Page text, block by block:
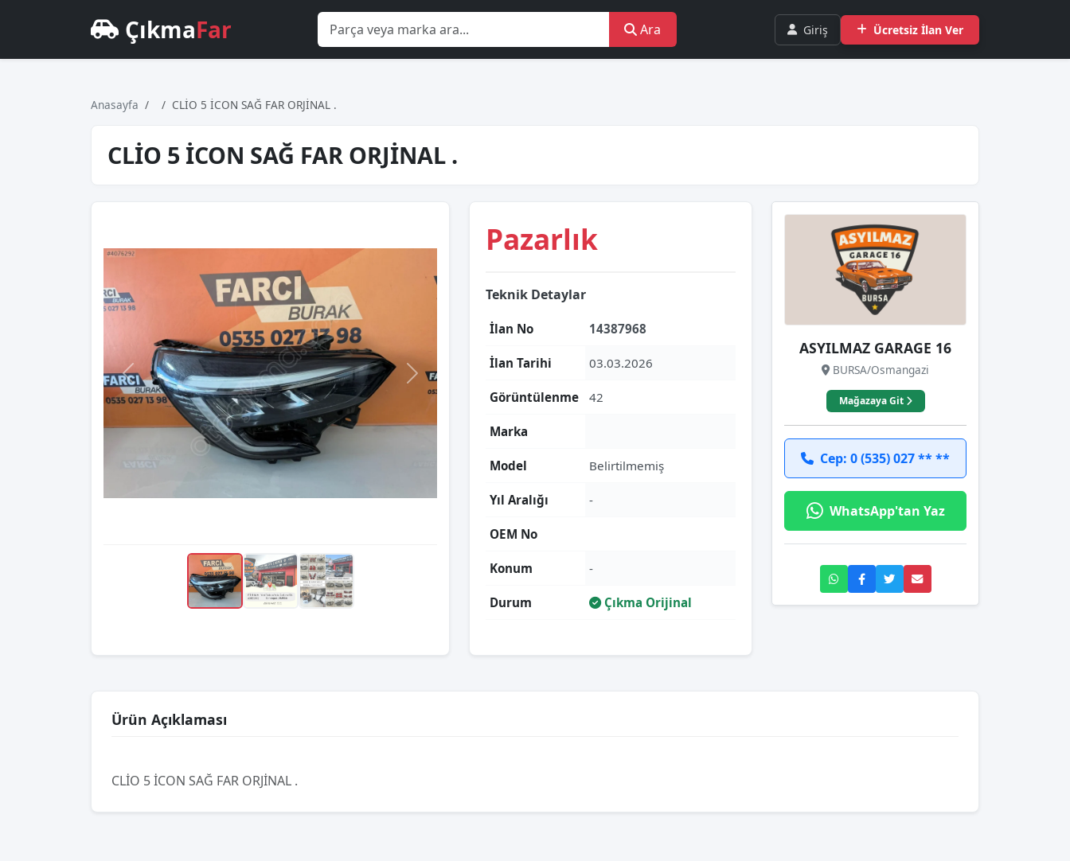
ÇıkmaFar Ara Giriş Ücretsiz İlan Ver
Anasayfa CLİO 5 İCON SAĞ FAR ORJİNAL .
CLİO 5 İCON SAĞ FAR ORJİNAL .
Pazarlık
Teknik Detaylar
İlan No 14387968
İlan Tarihi 03.03.2026
Görüntülenme 42
Marka
Model Belirtilmemiş
Yıl Aralığı -
OEM No
Konum -
Durum Çıkma Orijinal
ASYILMAZ GARAGE 16
BURSA/Osmangazi
Mağazaya Git
Cep: 0 (535) 027 ** **
WhatsApp'tan Yaz
Ürün Açıklaması
CLİO 5 İCON SAĞ FAR ORJİNAL .